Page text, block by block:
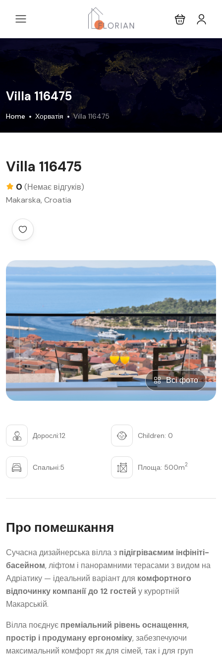
Villa 116475
Home Хорватія Villa 116475
Villa 116475
0 (Немає відгуків)
Makarska, Croatia
Всі фото
Дорослі:12 Children: 0
Спальні:5 Площа: 500m2
Про помешкання
Сучасна дизайнерська вілла з підігріваємим інфініті-
басейном, ліфтом і панорамними терасами з видом на
Адріатику — ідеальний варіант для комфортного
відпочинку компанії до 12 гостей у курортній
Макарській.
Вілла поєднує преміальний рівень оснащення,
простір і продуману ергономіку, забезпечуючи
максимальний комфорт як для сімей, так і для груп